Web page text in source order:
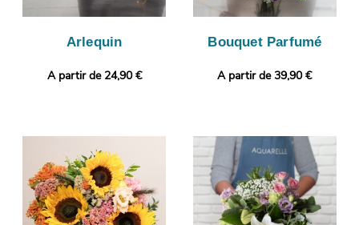
Arlequin
A partir de 24,90 €
Bouquet Parfumé
A partir de 39,90 €